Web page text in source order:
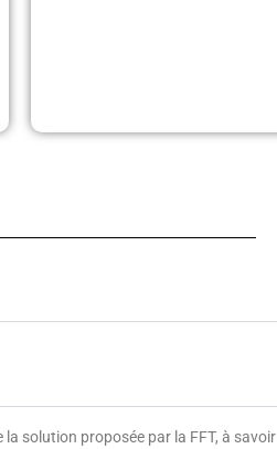
solution proposée par la FFT, à savoir